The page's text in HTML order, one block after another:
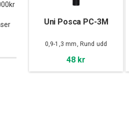
Uni Posca PC-3M
0,9-1,3 mm, Rund udd
48 kr